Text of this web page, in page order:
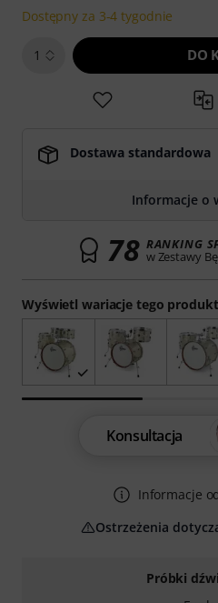
Próbki
Wyświetl wariacje tego
Dostępny za 3-4 tygodnie
1 DO
Dostawa standardowa
Informacje o
78 RANKING
w Zestawy
Konsultacja
Informacje
Ostrzeżenia